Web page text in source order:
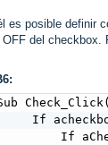
es posible definir
del checkbox.
If
If